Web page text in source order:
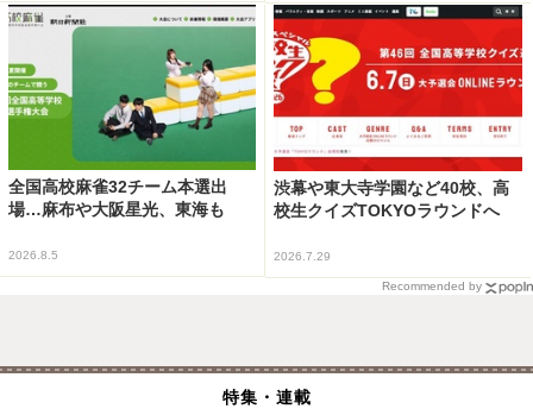
全国高校麻雀32チーム本選出
場…麻布や大阪星光、東海も
2026.8.5
渋幕や東大寺学園など40校、高
校生クイズTOKYOラウンドへ
2026.7.29
Recommended by
特集・連載